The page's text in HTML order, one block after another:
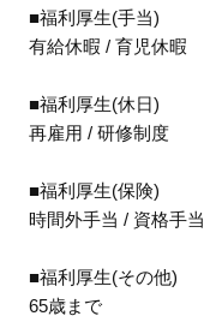
■福利厚生(手当)
有給休暇 / 育児休暇
■福利厚生(休日)
再雇用 / 研修制度
■福利厚生(保険)
時間外手当 / 資格手当
■福利厚生(その他)
65歳まで